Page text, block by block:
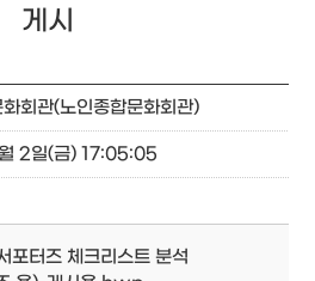
게시
회관(노인종합문화회관)
2일(금) 17:05:05
포터즈 체크리스트 분석